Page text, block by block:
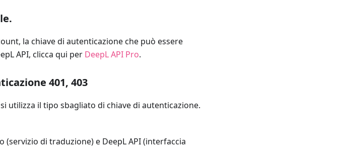
la chiave di autenticazione che può essere
API, clicca qui per DeepL API Pro.
401, 403
utilizza il tipo sbagliato di chiave di autenticazione.
di traduzione) e DeepL API (interfaccia